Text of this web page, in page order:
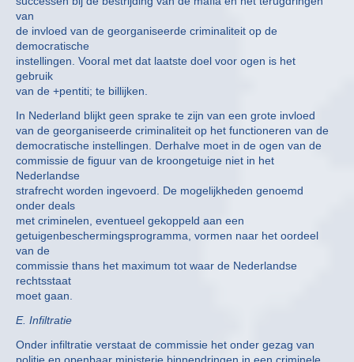
van
de invloed van de georganiseerde criminaliteit op de
democratische
instellingen. Vooral met dat laatste doel voor ogen is het
gebruik
van de +pentiti; te billijken.
In Nederland blijkt geen sprake te zijn van een grote invloed
van de georganiseerde criminaliteit op het functioneren van de
democratische instellingen. Derhalve moet in de ogen van de
commissie de figuur van de kroongetuige niet in het
Nederlandse
strafrecht worden ingevoerd. De mogelijkheden genoemd
onder deals
met criminelen, eventueel gekoppeld aan een
getuigenbeschermingsprogramma, vormen naar het oordeel
van de
commissie thans het maximum tot waar de Nederlandse
rechtsstaat
moet gaan.
E. Infiltratie
Onder infiltratie verstaat de commissie het onder gezag van